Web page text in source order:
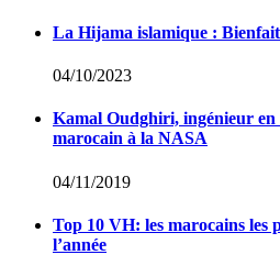
La Hijama islamique :
04/10/2023
Kamal Oudghiri, ingénieur
marocain à la NASA
04/11/2019
Top 10 VH: les marocains les
l’année